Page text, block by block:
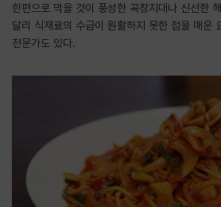
한편으로 먹을 것이 풍성한 곡창지대나 신선한
달리 식재료의 수급이 원활하지 못한 점을 매운
전문가도 있다.